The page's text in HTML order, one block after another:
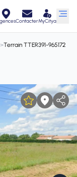
ContacterMyCitya
>Terrain TTER391-965172